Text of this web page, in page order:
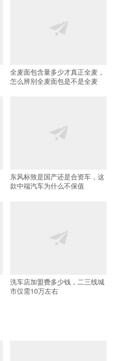
全麦面包含量多少才真正全麦，
怎么辨别全麦面包是不是全麦
东风标致是国产还是合资车，这
款中端汽车为什么不保值
洗车店加盟费多少钱，二三线城
市仅需10万左右